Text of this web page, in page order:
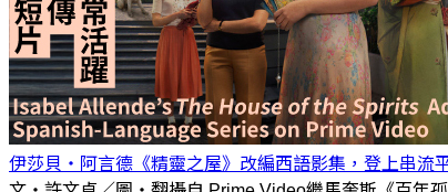
伊莎貝・阿言德《精靈之屋》改編西語影集，登上串流